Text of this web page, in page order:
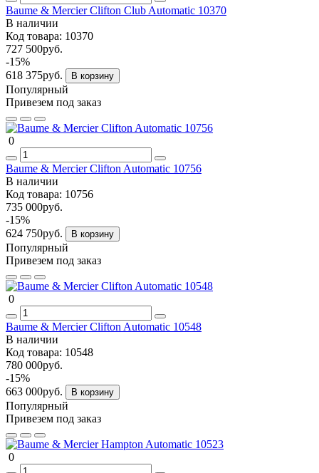
Baume & Mercier Clifton Club Automatic 10370
В наличии
Код товара: 10370
727 500руб.
-15%
618 375руб.
В корзину
Популярный
Привезем под заказ
0
Baume & Mercier Clifton Automatic 10756
В наличии
Код товара: 10756
735 000руб.
-15%
624 750руб.
В корзину
Популярный
Привезем под заказ
0
Baume & Mercier Clifton Automatic 10548
В наличии
Код товара: 10548
780 000руб.
-15%
663 000руб.
В корзину
Популярный
Привезем под заказ
0